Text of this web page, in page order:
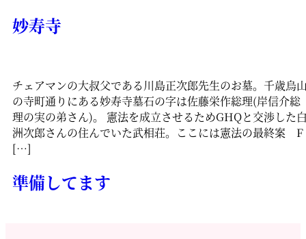
妙寿寺
チェアマンの大叔父である川島正次郎先生のお墓。千歳烏
の寺町通りにある妙寿寺墓石の字は佐藤栄作総理(岸信介総
理の実の弟さん)。 憲法を成立させるためGHQと交渉した
洲次郎さんの住んでいた武相荘。ここには憲法の最終案 F
[…]
準備してます